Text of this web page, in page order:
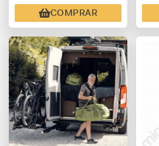
COMPRAR